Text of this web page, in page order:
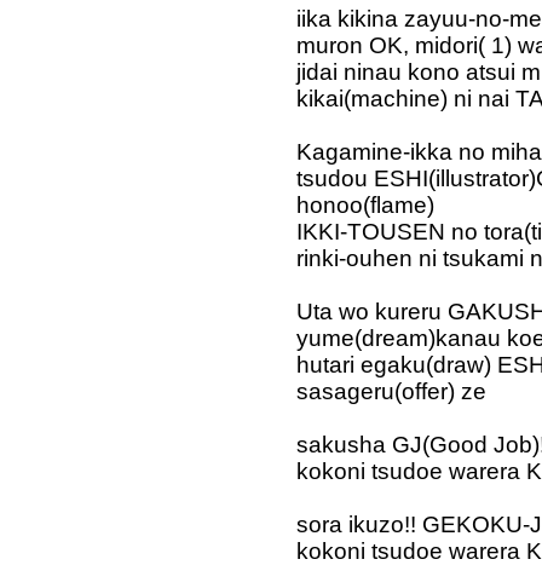
iika kikina zayuu-no-
muron OK, midori( 1)
jidai ninau kono atsui
kikai(machine) ni nai
Kagamine-ikka no
tsudou
honoo(flame)
IKKI-TOUSEN no
rinki-ouhen ni tsukami
Uta wo kureru
yume(dream)kanau
hutari egaku(draw)
sasageru(offer) ze
sakusha GJ(Good
kokoni tsudoe warera
sora ikuzo!! GEKOKU-
kokoni tsudoe warera